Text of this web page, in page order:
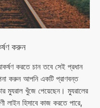
করুন
করতে চান তবে সেই প্রধান
করুন আপনি একটি প্রাণবন্ত
ম্যুরাল খুঁজে পেয়েছেন। ম্যুরালের
লাইন হিসাবে কাজ করতে পারে,